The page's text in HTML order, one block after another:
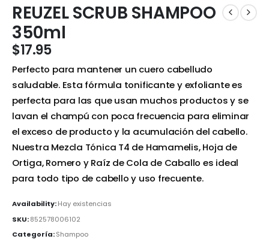
REUZEL SCRUB SHAMPOO
350ml
$17.95
Perfecto para mantener un cuero cabelludo
saludable. Esta fórmula tonificante y exfoliante es
perfecta para las que usan muchos productos y se
lavan el champú con poca frecuencia para eliminar
el exceso de producto y la acumulación del cabello.
Nuestra Mezcla Tónica T4 de Hamamelis, Hoja de
Ortiga, Romero y Raíz de Cola de Caballo es ideal
para todo tipo de cabello y uso frecuente.
Availability:Hay existencias
SKU:852578006102
Categoría:Shampoo